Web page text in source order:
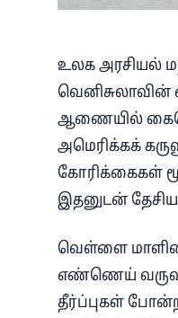
உலக அரசியல்
ஆணையில்
அமெரிக்கக்
கோரிக்கைகள்
இதனுடன்
வெள்ளை
எண்ணெய்
தீர்ப்புகள்